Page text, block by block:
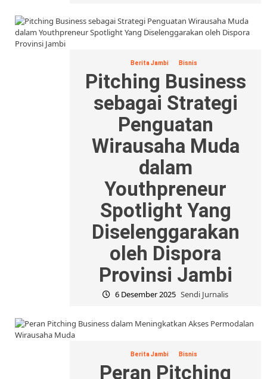
Berita Jambi Bisnis
Pitching Business
sebagai Strategi
Penguatan
Wirausaha Muda
dalam
Youthpreneur
Spotlight Yang
Diselenggarakan
oleh Dispora
Provinsi Jambi
6 Desember 2025 Sendi Jurnalis
Berita Jambi Bisnis
Peran Pitching